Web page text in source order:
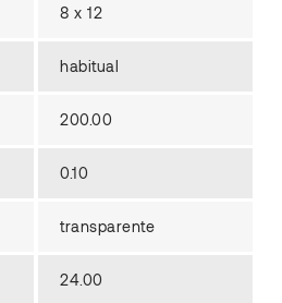
8 x 12
habitual
200.00
0.10
transparente
24.00